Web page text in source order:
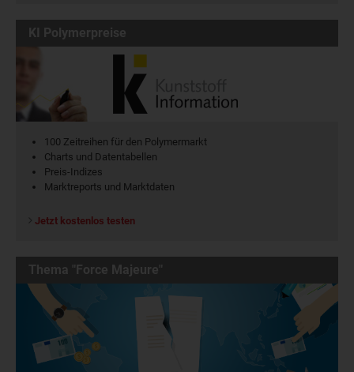
KI Polymerpreise
100 Zeitreihen für den Polymermarkt
Charts und Datentabellen
Preis-Indizes
Marktreports und Marktdaten
Jetzt kostenlos testen
Thema "Force Majeure"